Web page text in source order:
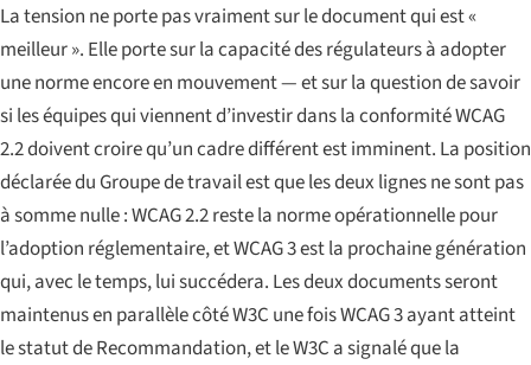
La tension ne porte pas vraiment sur le document qui est «
meilleur ». Elle porte sur la capacité des régulateurs à adopter
une norme encore en mouvement — et sur la question de savoir
si les équipes qui viennent d’investir dans la conformité WCAG
2.2 doivent croire qu’un cadre différent est imminent. La position
déclarée du Groupe de travail est que les deux lignes ne sont pas
à somme nulle : WCAG 2.2 reste la norme opérationnelle pour
l’adoption réglementaire, et WCAG 3 est la prochaine génération
qui, avec le temps, lui succédera. Les deux documents seront
maintenus en parallèle côté W3C une fois WCAG 3 ayant atteint
le statut de Recommandation, et le W3C a signalé que la